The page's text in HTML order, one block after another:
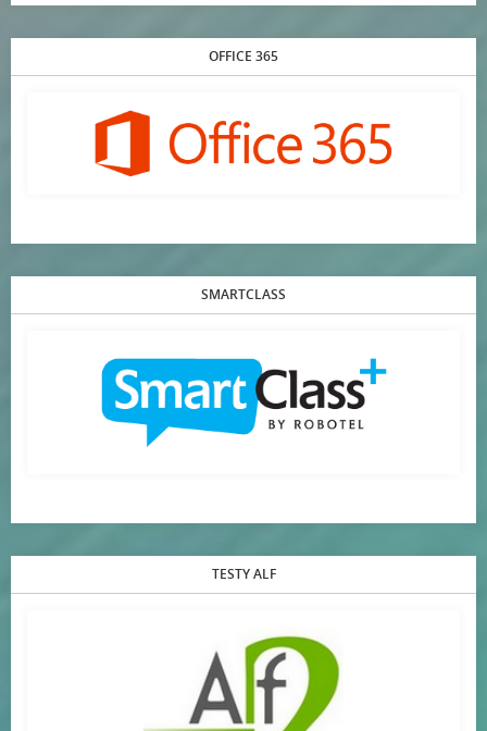
OFFICE 365
SMARTCLASS
TESTY ALF